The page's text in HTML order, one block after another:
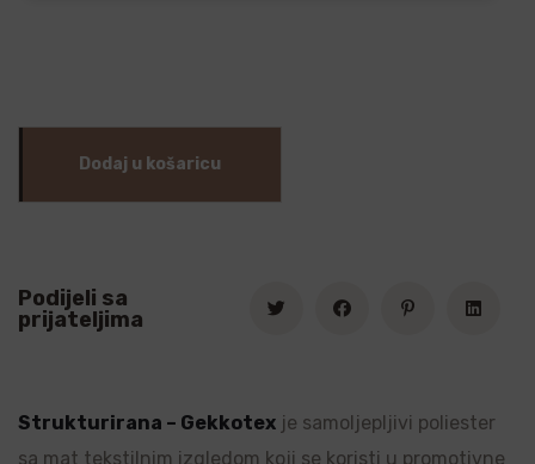
Dodaj u košaricu
Podijeli sa
prijateljima
Strukturirana – Gekkotex je samoljepljivi poliester
sa mat tekstilnim izgledom koji se koristi u promotivne